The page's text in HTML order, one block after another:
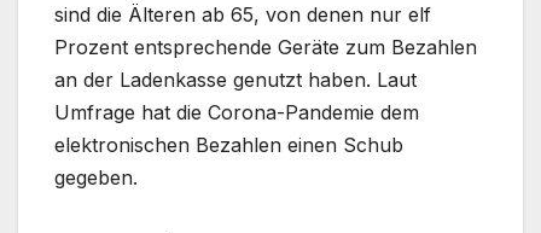
sind die Älteren ab 65, von denen nur elf
Prozent entsprechende Geräte zum Bezahlen
an der Ladenkasse genutzt haben. Laut
Umfrage hat die Corona-Pandemie dem
elektronischen Bezahlen einen Schub
gegeben.